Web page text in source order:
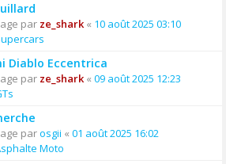
par ze_shark« 10 août 2025 03:10
Diablo Eccentrica
par ze_shark« 09 août 2025 12:23
parosgii « 01 août 2025 16:02
Moto